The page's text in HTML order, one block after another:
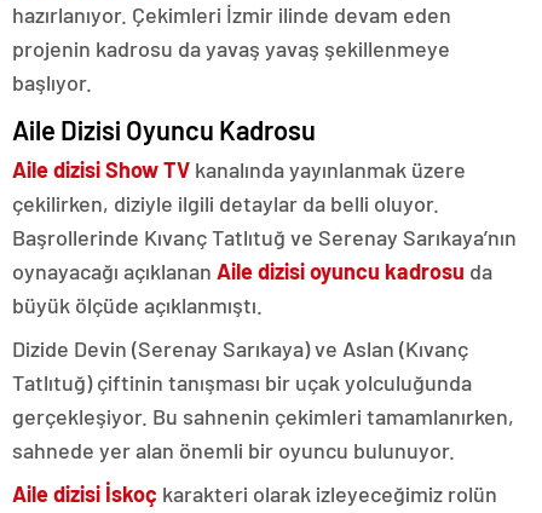
hazırlanıyor. Çekimleri İzmir ilinde devam eden
projenin kadrosu da yavaş yavaş şekillenmeye
başlıyor.
Aile Dizisi Oyuncu Kadrosu
Aile dizisi Show TV kanalında yayınlanmak üzere
çekilirken, diziyle ilgili detaylar da belli oluyor.
Başrollerinde Kıvanç Tatlıtuğ ve Serenay Sarıkaya’nın
oynayacağı açıklanan Aile dizisi oyuncu kadrosu da
büyük ölçüde açıklanmıştı.
Dizide Devin (Serenay Sarıkaya) ve Aslan (Kıvanç
Tatlıtuğ) çiftinin tanışması bir uçak yolculuğunda
gerçekleşiyor. Bu sahnenin çekimleri tamamlanırken,
sahnede yer alan önemli bir oyuncu bulunuyor.
Aile dizisi İskoç karakteri olarak izleyeceğimiz rolün